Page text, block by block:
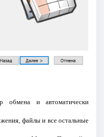
обмена и автоматически
файлы и все остальные